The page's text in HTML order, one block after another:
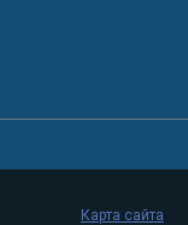
Карта сайта